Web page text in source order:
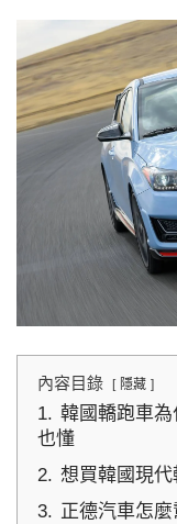
內容目錄 隱藏
1. 韓國轎跑車
也懂
2. 想買韓國現代
3. 正德汽車怎